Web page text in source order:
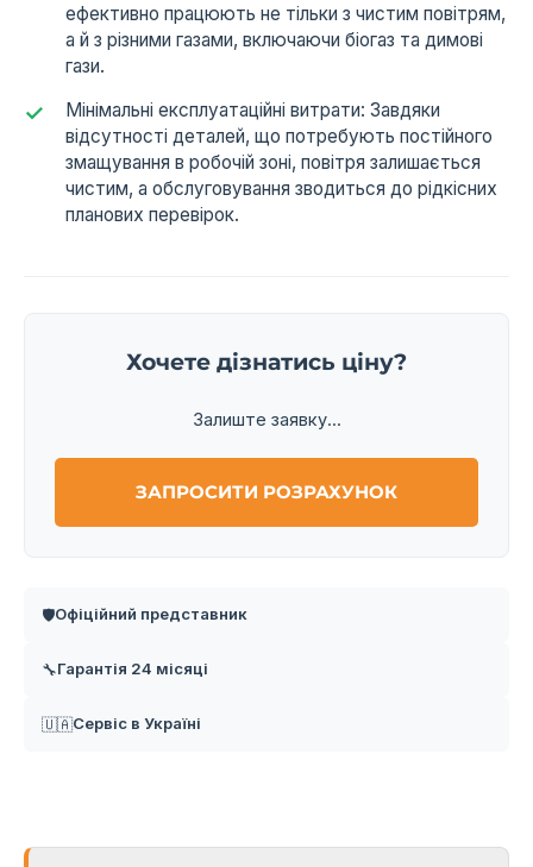
ефективно працюють не тільки з чистим повітрям,
а й з різними газами, включаючи біогаз та димові
гази.
Мінімальні експлуатаційні витрати: Завдяки
відсутності деталей, що потребують постійного
змащування в робочій зоні, повітря залишається
чистим, а обслуговування зводиться до рідкісних
планових перевірок.
Хочете дізнатись ціну?
Залиште заявку...
ЗАПРОСИТИ РОЗРАХУНОК
🛡️Офіційний представник
🔧Гарантія 24 місяці
🇺🇦Сервіс в Україні